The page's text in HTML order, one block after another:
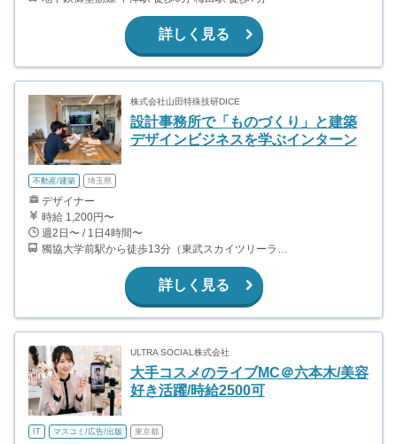
詳しく見る
株式会社山田特殊技研DICE
設計事務所で「ものづくり」と建築
デザインビジネスを学ぶインターン
不動産/建築 埼玉県
デザイナー
時給 1,200円〜
週2日〜 / 1日4時間〜
獨協大学前駅から徒歩13分（東武スカイツリーライン、東武伊勢崎線、東武日光線、鬼怒川線）
詳しく見る
ULTRA SOCIAL株式会社
大手コスメのライブMC＠六本木/美容
好き活躍/時給2500可
IT マスコミ/広告/出版 東京都